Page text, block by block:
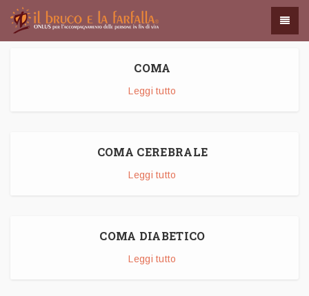
COMA
Leggi tutto
COMA CEREBRALE
Leggi tutto
COMA DIABETICO
Leggi tutto